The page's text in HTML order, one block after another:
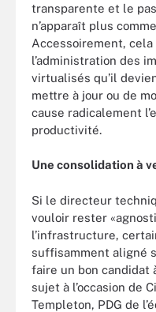
transparente et le
n’apparaît plus
Accessoirement,
l’administration des
virtualisés qu’il
mettre à jour ou de
cause radicalement
productivité.
Une consolidation à
Si le directeur
vouloir rester
l’infrastructure,
suffisamment aligné
faire un bon candidat
sujet à l’occasion de
Templeton, PDG de